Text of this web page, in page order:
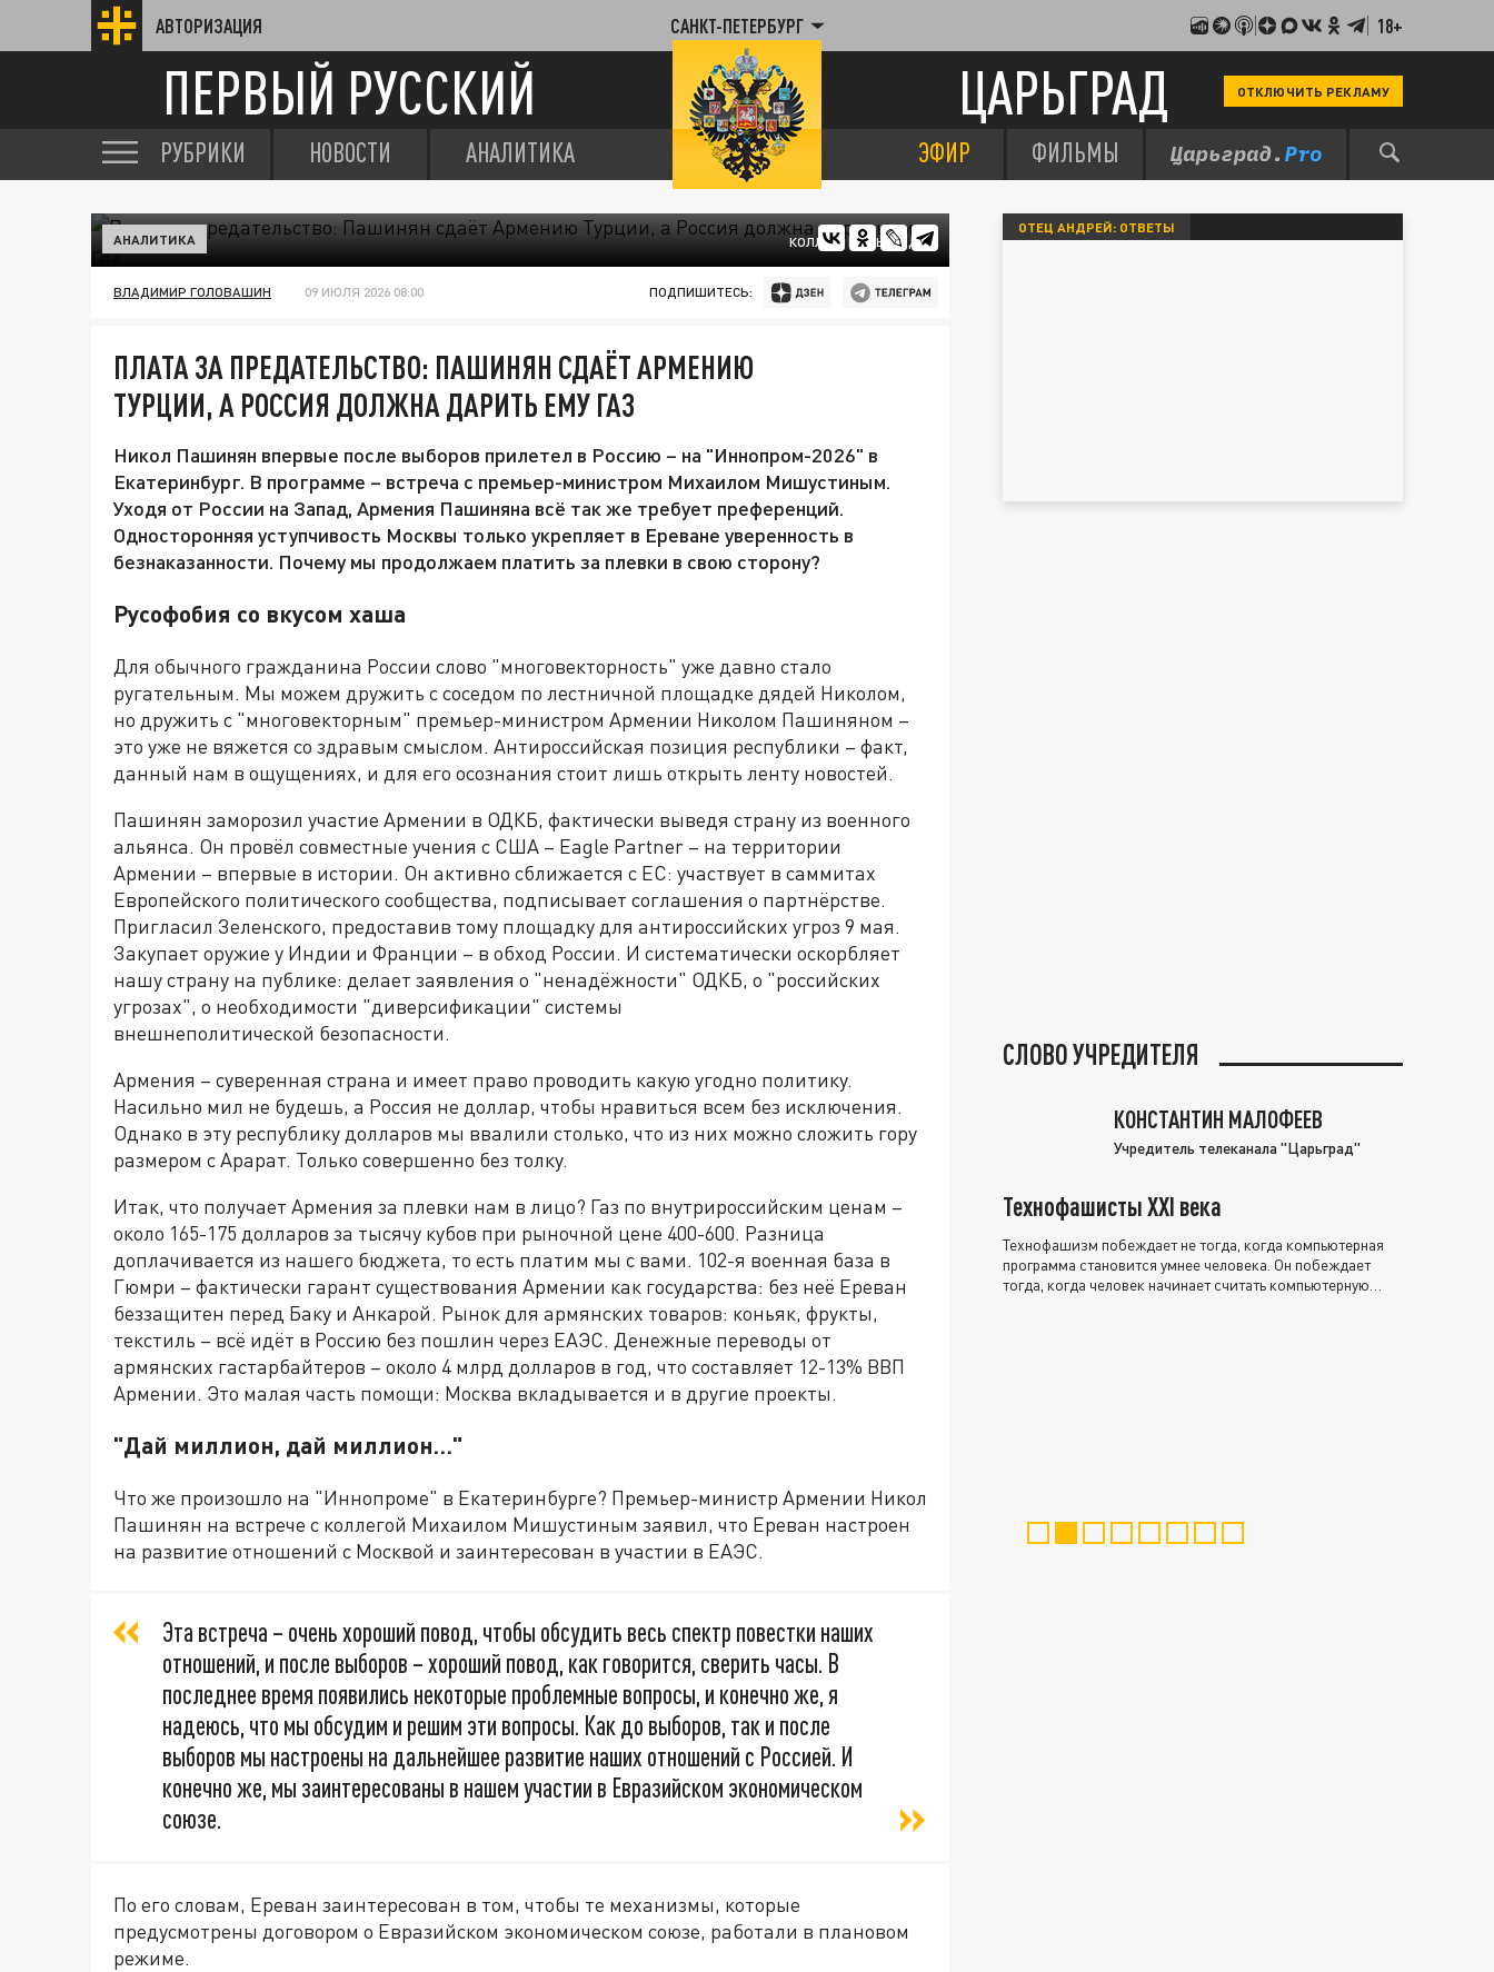
АВТОРИЗАЦИЯ САНКТ-ПЕТЕРБУРГ 18+
ПЕРВЫЙ РУССКИЙ ЦАРЬГРАД ОТКЛЮЧИТЬ РЕКЛАМУ
РУБРИКИ НОВОСТИ АНАЛИТИКА ЭФИР ФИЛЬМЫ
КОЛЛАЖ ЦАРЬГРАДА
АНАЛИТИКА
ВЛАДИМИР ГОЛОВАШИН 09 ИЮЛЯ 2026 08:00 ПОДПИШИТЕСЬ:
ПЛАТА ЗА ПРЕДАТЕЛЬСТВО: ПАШИНЯН СДАЁТ АРМЕНИЮ
ТУРЦИИ, А РОССИЯ ДОЛЖНА ДАРИТЬ ЕМУ ГАЗ
Никол Пашинян впервые после выборов прилетел в Россию – на "Иннопром-2026" в
Екатеринбург. В программе – встреча с премьер-министром Михаилом Мишустиным.
Уходя от России на Запад, Армения Пашиняна всё так же требует преференций.
Односторонняя уступчивость Москвы только укрепляет в Ереване уверенность в
безнаказанности. Почему мы продолжаем платить за плевки в свою сторону?
Русофобия со вкусом хаша
Для обычного гражданина России слово "многовекторность" уже давно стало
ругательным. Мы можем дружить с соседом по лестничной площадке дядей Николом,
но дружить с "многовекторным" премьер-министром Армении Николом Пашиняном –
это уже не вяжется со здравым смыслом. Антироссийская позиция республики – факт,
данный нам в ощущениях, и для его осознания стоит лишь открыть ленту новостей.
Пашинян заморозил участие Армении в ОДКБ, фактически выведя страну из военного
альянса. Он провёл совместные учения с США – Eagle Partner – на территории
Армении – впервые в истории. Он активно сближается с ЕС: участвует в саммитах
Европейского политического сообщества, подписывает соглашения о партнёрстве.
Пригласил Зеленского, предоставив тому площадку для антироссийских угроз 9 мая.
Закупает оружие у Индии и Франции – в обход России. И систематически оскорбляет
нашу страну на публике: делает заявления о "ненадёжности" ОДКБ, о "российских
угрозах", о необходимости "диверсификации" системы
внешнеполитической безопасности.
Армения – суверенная страна и имеет право проводить какую угодно политику.
Насильно мил не будешь, а Россия не доллар, чтобы нравиться всем без исключения.
Однако в эту республику долларов мы ввалили столько, что из них можно сложить гору
размером с Арарат. Только совершенно без толку.
Итак, что получает Армения за плевки нам в лицо? Газ по внутрироссийским ценам –
около 165-175 долларов за тысячу кубов при рыночной цене 400-600. Разница
доплачивается из нашего бюджета, то есть платим мы с вами. 102-я военная база в
Гюмри – фактически гарант существования Армении как государства: без неё Ереван
беззащитен перед Баку и Анкарой. Рынок для армянских товаров: коньяк, фрукты,
текстиль – всё идёт в Россию без пошлин через ЕАЭС. Денежные переводы от
армянских гастарбайтеров – около 4 млрд долларов в год, что составляет 12-13% ВВП
Армении. Это малая часть помощи: Москва вкладывается и в другие проекты.
"Дай миллион, дай миллион…"
Что же произошло на "Иннопроме" в Екатеринбурге? Премьер-министр Армении Никол
Пашинян на встрече с коллегой Михаилом Мишустиным заявил, что Ереван настроен
на развитие отношений с Москвой и заинтересован в участии в ЕАЭС.
Эта встреча – очень хороший повод, чтобы обсудить весь спектр повестки наших
отношений, и после выборов – хороший повод, как говорится, сверить часы. В
последнее время появились некоторые проблемные вопросы, и конечно же, я
надеюсь, что мы обсудим и решим эти вопросы. Как до выборов, так и после
выборов мы настроены на дальнейшее развитие наших отношений с Россией. И
конечно же, мы заинтересованы в нашем участии в Евразийском экономическом
союзе.
По его словам, Ереван заинтересован в том, чтобы те механизмы, которые
предусмотрены договором о Евразийском экономическом союзе, работали в плановом
режиме.
ОТЕЦ АНДРЕЙ: ОТВЕТЫ
СЛОВО УЧРЕДИТЕЛЯ
КОНСТАНТИН МАЛОФЕЕВ
Учредитель телеканала "Царьград"
Технофашисты XXI века
Технофашизм побеждает не тогда, когда компьютерная
программа становится умнее человека. Он побеждает
тогда, когда человек начинает считать компьютерную